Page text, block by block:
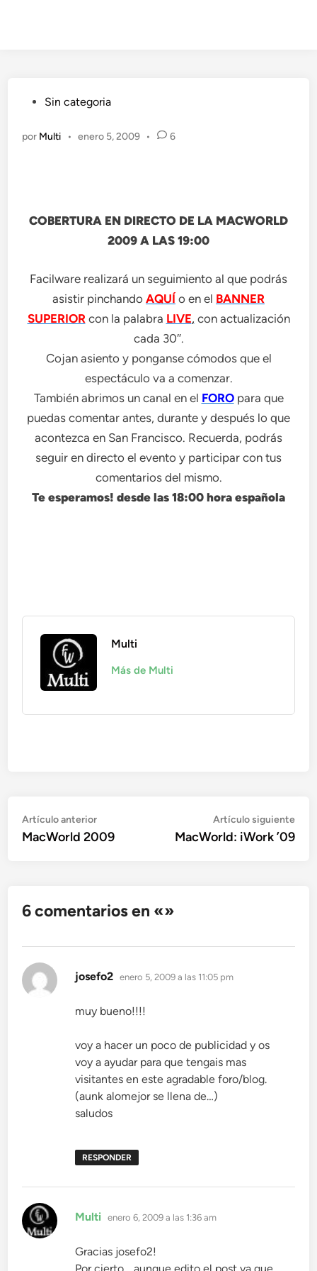
Publicado
Sin categoria
por Multi • enero 5, 2009 • 6
COBERTURA EN DIRECTO DE LA MACWORLD
2009 A LAS 19:00
Facilware realizará un seguimiento al que podrás
asistir pinchando AQUÍ o en el BANNER
SUPERIOR con la palabra LIVE, con actualización
cada 30″.
Cojan asiento y ponganse cómodos que el
espectáculo va a comenzar.
También abrimos un canal en el FOROpara que
puedas comentar antes, durante y después lo que
acontezca en San Francisco. Recuerda, podrás
seguir en directo el evento y participar con tus
comentarios del mismo.
Te esperamos! desde las 18:00 hora española
Multi
Más de Multi
Navegación
de
Artículo anteriorArtículo
anterior:
MacWorld 2009
Artículo siguiente
MacWorld: iWork ’09
6 comentarios en «»
josefo2 dice:
enero 5, 2009 a las 11:05 pm
muy bueno!!!!
voy a hacer un poco de publicidad y os
voy a ayudar para que tengais mas
visitantes en este agradable foro/blog.
(aunk alomejor se llena de…)
saludos
RESPONDER
Multi dice:
enero 6, 2009 a las 1:36 am
Gracias josefo2!